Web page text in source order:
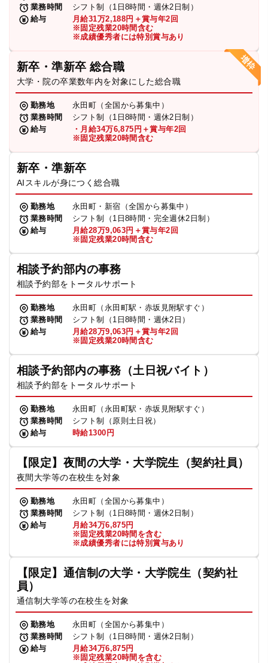
業務時間
シフト制（1日8時間・週休2日制）
給与
月給31万2,188円＋賞与年2回
※固定残業20時間含む
※成績優秀者には特別賞与あり
新卒・準新卒 総合職
大学・院の卒業数年内を対象にした総合職
勤務地
永田町（全国から募集中）
業務時間
シフト制（1日8時間・週休2日制）
給与
・月給34万6,875円＋賞与年2回
※固定残業20時間含む
新卒・準新卒
AIスキルが身につく総合職
勤務地
永田町・新宿（全国から募集中）
業務時間
シフト制（1日8時間・完全週休2日制）
給与
月給28万9,063円＋賞与年2回
※固定残業20時間含む
相談予約部内の事務
相談予約部をトータルサポート
勤務地
永田町（永田町駅・赤坂見附駅すぐ）
業務時間
シフト制（1日8時間・週休2日）
給与
月給28万9,063円＋賞与年2回
※固定残業20時間含む
相談予約部内の事務（土日祝バイト）
相談予約部をトータルサポート
勤務地
永田町（永田町駅・赤坂見附駅すぐ）
業務時間
シフト制（原則土日祝）
給与
時給1300円
【限定】夜間の大学・大学院生（契約社員）
夜間大学等の在校生を対象
勤務地
永田町（全国から募集中）
業務時間
シフト制（1日8時間・週休2日制）
給与
月給34万6,875円
※固定残業20時間を含む
※成績優秀者には特別賞与あり
【限定】通信制の大学・大学院生（契約社
員）
通信制大学等の在校生を対象
勤務地
永田町（全国から募集中）
業務時間
シフト制（1日8時間・週休2日制）
給与
月給34万6,875円
※固定残業20時間を含む